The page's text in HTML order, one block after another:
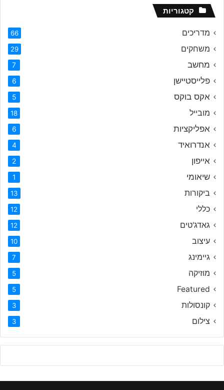
קטגוריות
מדריכים 66
משחקים 29
מחשב 7
פלייסטיישן 6
אקס בוקס 5
מובייל 18
אפליקציות 6
אנדרואיד 4
אייפון 2
שיאומי 1
ביקורות 13
כללי 12
גאדג'טים 12
עיצוב 10
גיימינג 7
מוזיקה 5
Featured
5
קונסולות 3
צילום 3